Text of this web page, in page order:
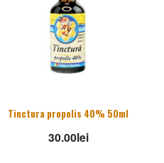
Tinctura propolis 40% 50ml
30.00lei